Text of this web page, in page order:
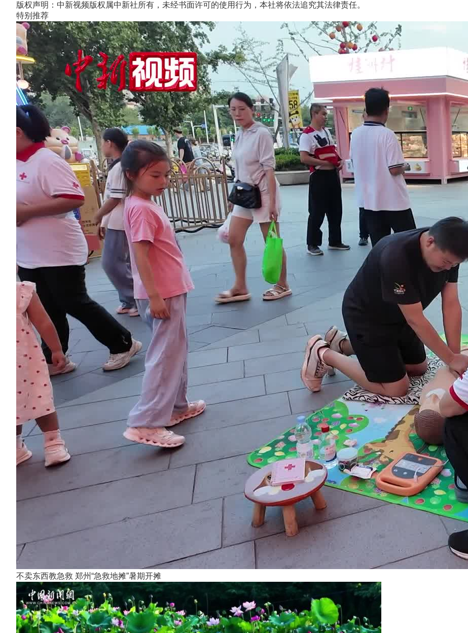
版权声明：中新视频版权属中新社所有，未经书面许可的使用行为，本社将依法追究其法律责任。
特别推荐
不卖东西教急救 郑州“急救地摊”暑期开摊